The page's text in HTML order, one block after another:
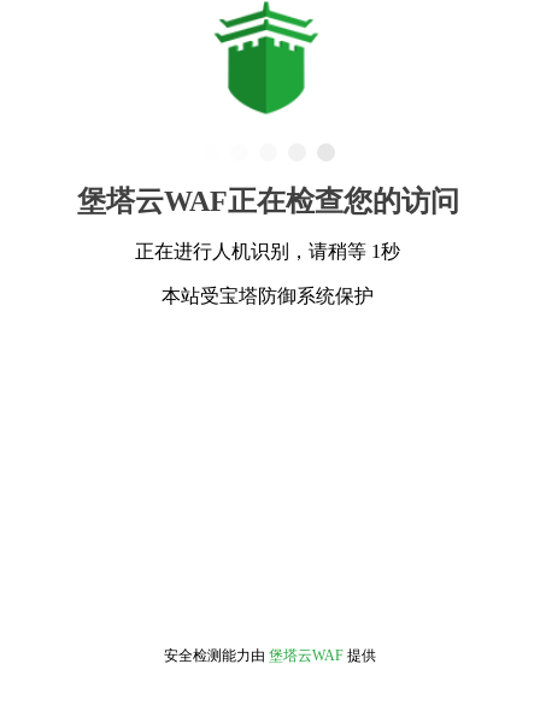
堡塔云WAF正在检查您的访问
正在进行人机识别，请稍等 1秒
本站受宝塔防御系统保护
安全检测能力由 堡塔云WAF 提供